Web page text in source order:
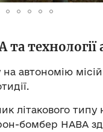
технології
автономію
літакового типу
бомбер HABA